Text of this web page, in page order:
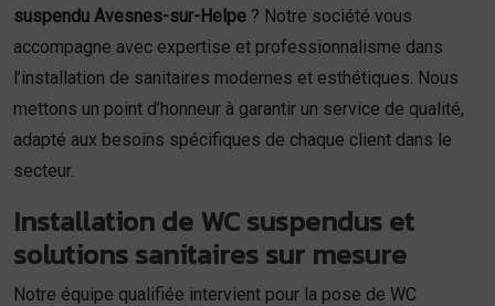
suspendu Avesnes-sur-Helpe ? Notre société vous
accompagne avec expertise et professionnalisme dans
l’installation de sanitaires modernes et esthétiques. Nous
mettons un point d’honneur à garantir un service de qualité,
adapté aux besoins spécifiques de chaque client dans le
secteur.
Installation de WC suspendus et
solutions sanitaires sur mesure
Notre équipe qualifiée intervient pour la pose de WC